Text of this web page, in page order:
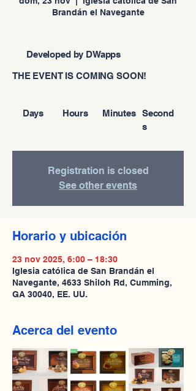
Brandán el Navegante
Second
s
Minutes
Hours
Days
THE EVENT IS COMING SOON!
Developed by DWapps
Registration is closed
See other events
Horario y ubicación
23 nov 2025, 6:00 – 18:30
Iglesia católica de San Brandán el
Navegante, 4633 Shiloh Rd, Cumming,
GA 30040, EE. UU.
Acerca del evento